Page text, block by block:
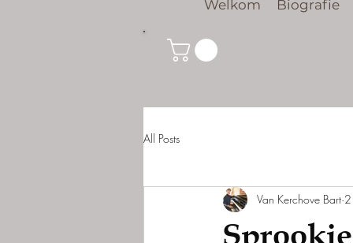
Welkom Biografie
All Posts
Van Kerchove Bart